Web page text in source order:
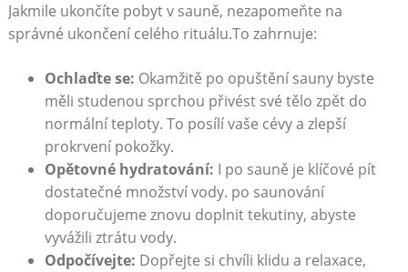
Jakmile ukončíte pobyt v sauně, nezapomeňte na
správné ukončení celého rituálu.To zahrnuje:
Ochlaďte se: Okamžitě po opuštění sauny byste
měli studenou sprchou přivést své tělo zpět do
normální teploty. To posílí vaše cévy a zlepší
prokrvení pokožky.
Opětovné hydratování: I po sauně je klíčové pít
dostatečné množství vody. po saunování
doporučujeme znovu doplnit tekutiny, abyste
vyvážili ztrátu vody.
Odpočívejte: Dopřejte si chvíli klidu a relaxace,